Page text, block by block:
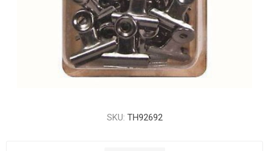
SKU: TH92692